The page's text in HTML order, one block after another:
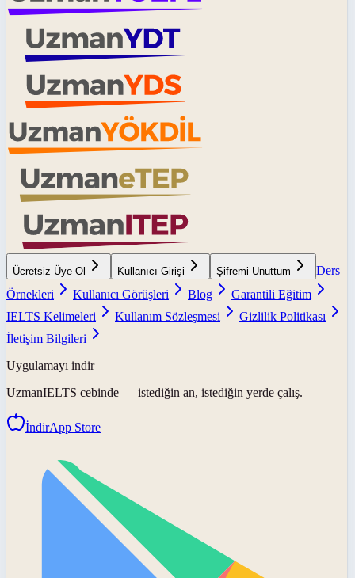
Ücretsiz Üye Ol Kullanıcı Girişi Şifremi Unuttum
Ders
Örnekleri
Kullanıcı Görüşleri Blog
Garantili Eğitim
IELTS Kelimeleri
Kullanım Sözleşmesi
Gizlilik Politikası
İletişim Bilgileri
Uygulamayı indir
UzmanIELTS cebinde — istediğin an, istediğin yerde çalış.
İndirApp Store